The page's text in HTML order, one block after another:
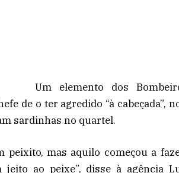
Um elemento dos
de o ter agredido “à cabeçada”,
sardinhas no quartel.
peixito, mas aquilo começou a
ao peixe”, disse à agência